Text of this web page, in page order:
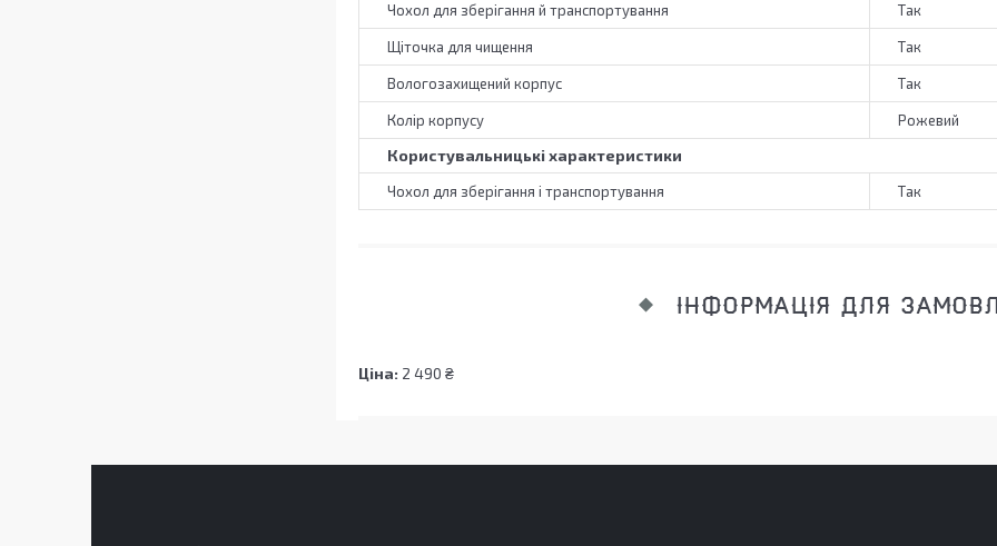
Чохол для зберігання й транспортування Так
Щіточка для чищення Так
Вологозахищений корпус Так
Колір корпусу Рожевий
Користувальницькі характеристики
Чохол для зберігання і транспортування Так
ІНФОРМАЦІЯ ДЛЯ
Ціна: 2 490 ₴